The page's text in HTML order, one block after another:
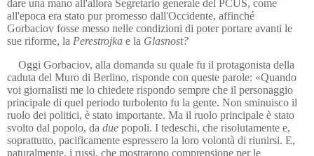
dare una mano all'allora Segretario generale del PCUS, come
all'epoca era stato pur promesso dall'Occidente, affinché
Gorbaciov fosse messo nelle condizioni di poterportare avanti le
sue riforme, la Perestrojka e la Glasnost?
Oggi Gorbaciov, alla domanda su quale fu il protagonista della
caduta del Muro di Berlino, risponde con queste parole: «Quando
voi giornalisti me lo chiedete rispondo sempre che il personaggio
principale di quel periodo turbolento fu la gente. Non sminuisco il
ruolo dei politici, è stato importante. Ma il ruolo principale è stato
svolto dal popolo, da due popoli. I tedeschi, che risolutamente e,
soprattutto, pacificamente espressero la loro volontà di riunirsi. E,
naturalmente, i russi, che mostrarono comprensione per le